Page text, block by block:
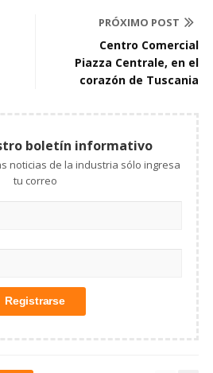
PRÓXIMO POST
Centro Comercial
Piazza Centrale, en el
corazón de Tuscania
boletín informativo
de la industria sólo ingresa
tu correo